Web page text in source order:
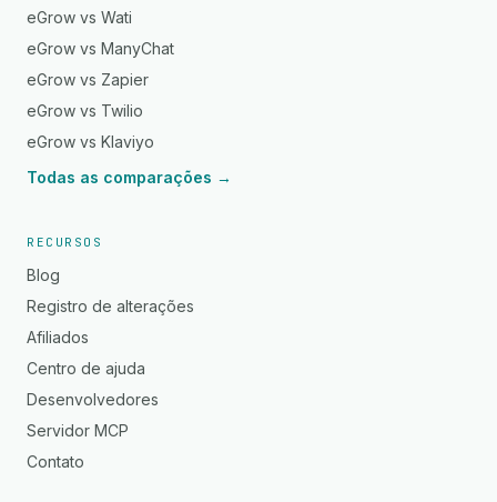
eGrow vs Wati
eGrow vs ManyChat
eGrow vs Zapier
eGrow vs Twilio
eGrow vs Klaviyo
Todas as comparações →
RECURSOS
Blog
Registro de alterações
Afiliados
Centro de ajuda
Desenvolvedores
Servidor MCP
Contato